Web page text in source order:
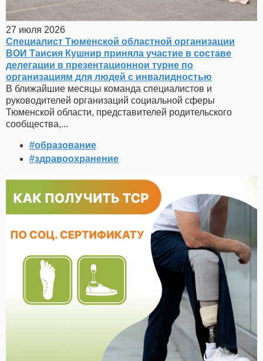
27 июля 2026
Специалист Тюменской областной организации
ВОИ Таисия Кушнир приняла участие в составе
делегации в презентационнои турне по
организациям для людей с инвалидностью
В ближайшие месяцы команда специалистов и
руководителей организаций социальной сферы
Тюменской области, представителей родительского
сообщества,...
#образование
#здравоохранение